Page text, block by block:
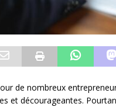
de nombreux
et décourageantes.